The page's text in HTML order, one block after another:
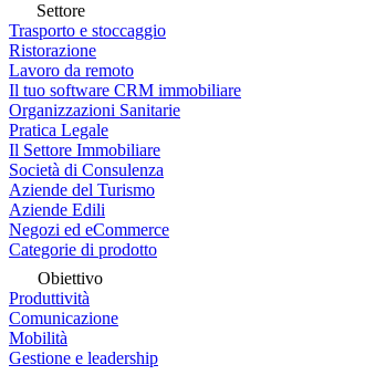
Settore
Trasporto e stoccaggio
Ristorazione
Lavoro da remoto
Il tuo software CRM immobiliare
Organizzazioni Sanitarie
Pratica Legale
Il Settore Immobiliare
Società di Consulenza
Aziende del Turismo
Aziende Edili
Negozi ed eCommerce
Categorie di prodotto
Obiettivo
Produttività
Comunicazione
Mobilità
Gestione e leadership